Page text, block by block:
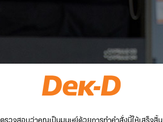
ตรวจสอบว่าคุณเป็นมนุษย์ด้วยการทำคำสั่งนี้ให้เสร็จสิ้น